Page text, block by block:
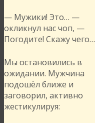
— Мужики! Это… —
окликнул нас чоп, —
Погодите! Скажу чего…
Мы остановились в
ожидании. Мужчина
подошёл ближе и
заговорил, активно
жестикулируя: